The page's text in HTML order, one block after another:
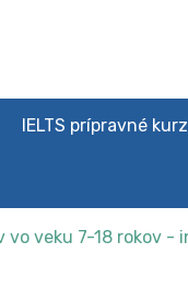
IELTS prípravné
vo veku 7-18 rokov -